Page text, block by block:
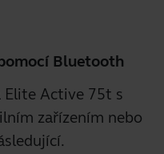
Bluetooth
Elite Active 75t s
zařízením nebo